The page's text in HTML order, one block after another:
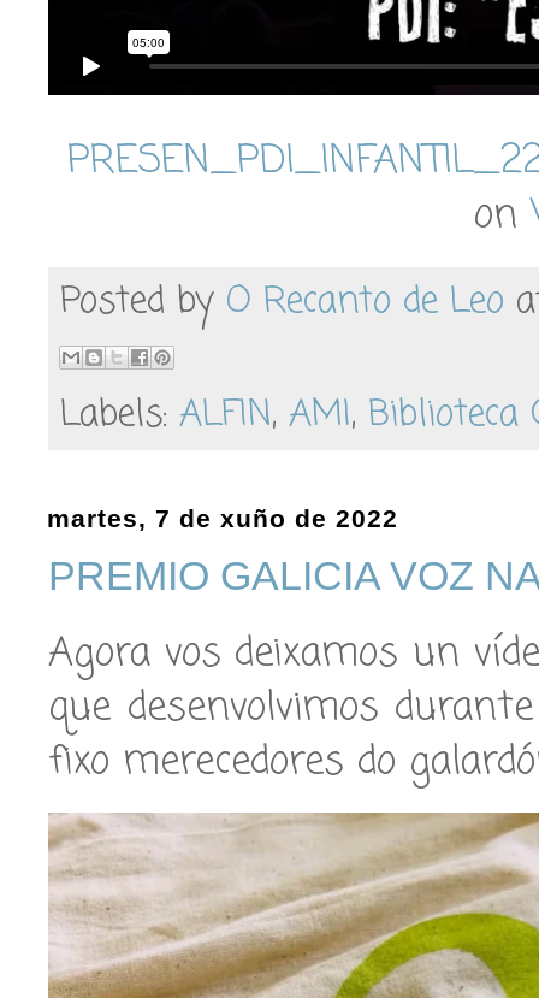
on
Posted by O Recanto de Leo
Labels: ALFIN, AMI, Biblioteca
martes, 7 de xuño de 2022
PREMIO GALICIA VOZ
Agora vos deixamos un
que desenvolvimos
fixo merecedores do